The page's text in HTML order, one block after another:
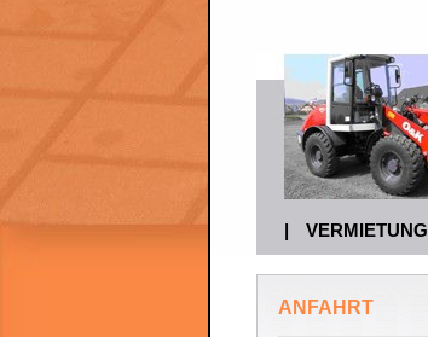
| VERMIETUNG
ANFAHRT